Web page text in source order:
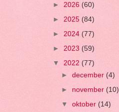
► 2026 (60)
► 2025 (84)
► 2024 (77)
► 2023 (59)
▼ 2022 (77)
► december (4)
► november (10)
▼ oktober (14)